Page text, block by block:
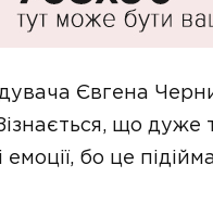
Євгена
що дуже
бо це